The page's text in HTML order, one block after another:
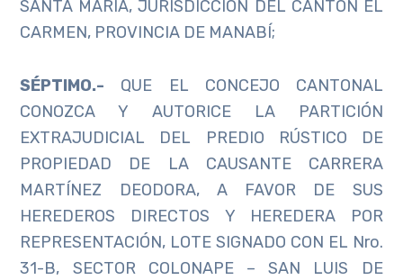
SANTA MARÍA, JURISDICCIÓN DEL CANTÓN EL
CARMEN, PROVINCIA DE MANABÍ;
SÉPTIMO.- QUE EL CONCEJO CANTONAL
CONOZCA Y AUTORICE LA PARTICIÓN
EXTRAJUDICIAL DEL PREDIO RÚSTICO DE
PROPIEDAD DE LA CAUSANTE CARRERA
MARTÍNEZ DEODORA, A FAVOR DE SUS
HEREDEROS DIRECTOS Y HEREDERA POR
REPRESENTACIÓN, LOTE SIGNADO CON EL Nro.
31-B, SECTOR COLONAPE – SAN LUIS DE